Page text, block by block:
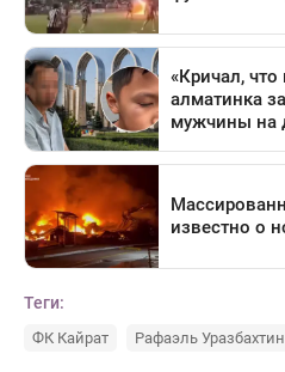
Теги:
ФК Кайрат Рафаэль Уразбахтин